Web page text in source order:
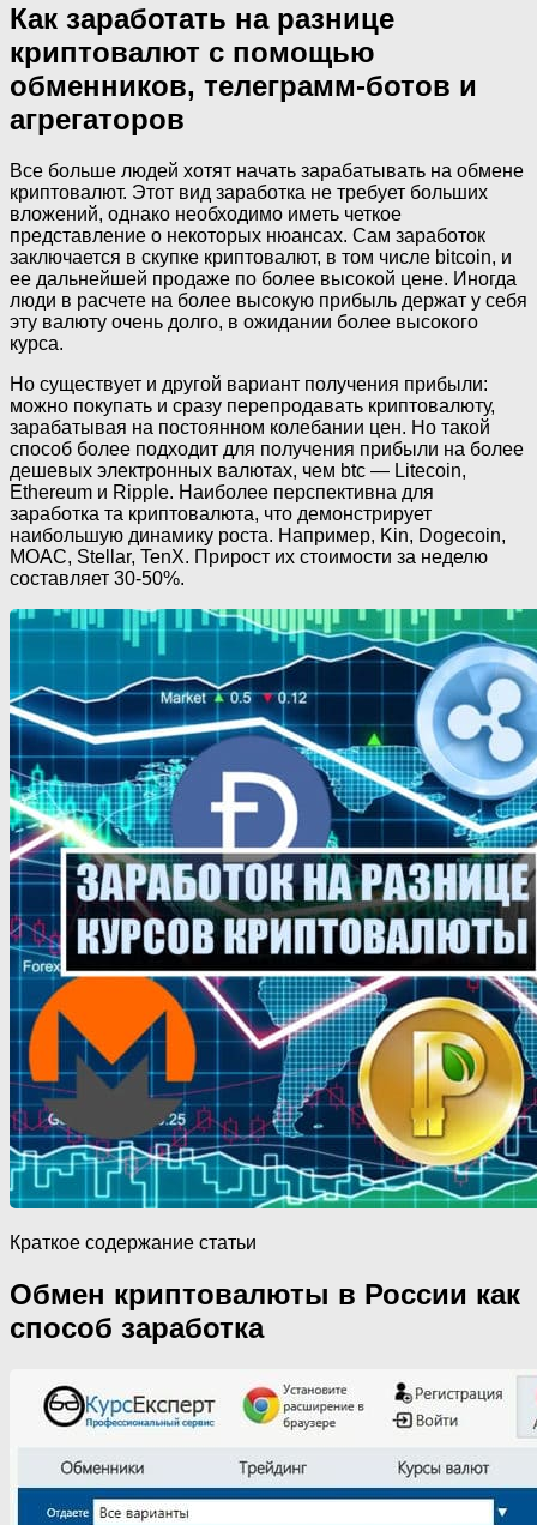
Как заработать на разнице
криптовалют с помощью
обменников, телеграмм-ботов и
агрегаторов
Все больше людей хотят начать зарабатывать на обмене
криптовалют. Этот вид заработка не требует больших
вложений, однако необходимо иметь четкое
представление о некоторых нюансах. Сам заработок
заключается в скупке криптовалют, в том числе bitcoin, и
ее дальнейшей продаже по более высокой цене. Иногда
люди в расчете на более высокую прибыль держат у себя
эту валюту очень долго, в ожидании более высокого
курса.
Но существует и другой вариант получения прибыли:
можно покупать и сразу перепродавать криптовалюту,
зарабатывая на постоянном колебании цен. Но такой
способ более подходит для получения прибыли на более
дешевых электронных валютах, чем btc — Litecoin,
Ethereum и Ripple. Наиболее перспективна для
заработка та криптовалюта, что демонстрирует
наибольшую динамику роста. Например, Kin, Dogecoin,
MOAC, Stellar, TenX. Прирост их стоимости за неделю
составляет 30-50%.
Краткое содержание статьи
Обмен криптовалюты в России как
способ заработка